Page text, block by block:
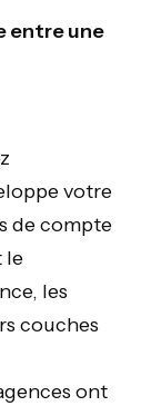
entre une
votre
de compte
le
les
couches
ont